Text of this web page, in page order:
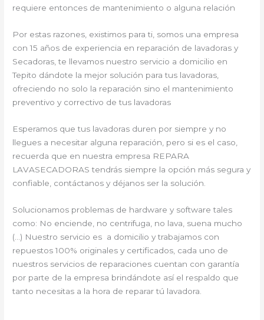
requiere entonces de mantenimiento o alguna relación
Por estas razones, existimos para ti, somos una empresa
con 15 años de experiencia en reparación de lavadoras y
Secadoras, te llevamos nuestro servicio a domicilio en
Tepito dándote la mejor solución para tus lavadoras,
ofreciendo no solo la reparación sino el mantenimiento
preventivo y correctivo de tus lavadoras
Esperamos que tus lavadoras duren por siempre y no
llegues a necesitar alguna reparación, pero si es el caso,
recuerda que en nuestra empresa REPARA
LAVASECADORAS tendrás siempre la opción más segura y
confiable, contáctanos y déjanos ser la solución.
Solucionamos problemas de hardware y software tales
como: No enciende, no centrifuga, no lava, suena mucho
(…) Nuestro servicio es a domicilio y trabajamos con
repuestos 100% originales y certificados, cada uno de
nuestros servicios de reparaciones cuentan con garantía
por parte de la empresa brindándote así el respaldo que
tanto necesitas a la hora de reparar tú lavadora.